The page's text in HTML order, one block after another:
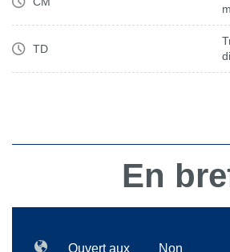
TD
En
Ouvert aux
Non